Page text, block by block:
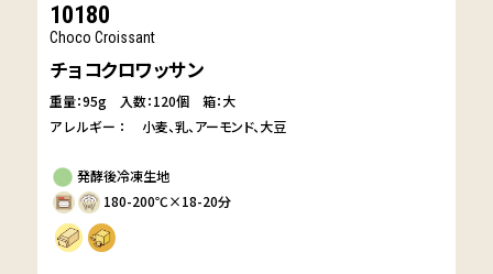
10180
Choco Croissant
チョコクロワッサン
重量：95g
入数：120個 箱：大
アレルギー：
小麦 乳 アーモンド 大豆
発酵後冷凍生地
180-200℃×18-20分